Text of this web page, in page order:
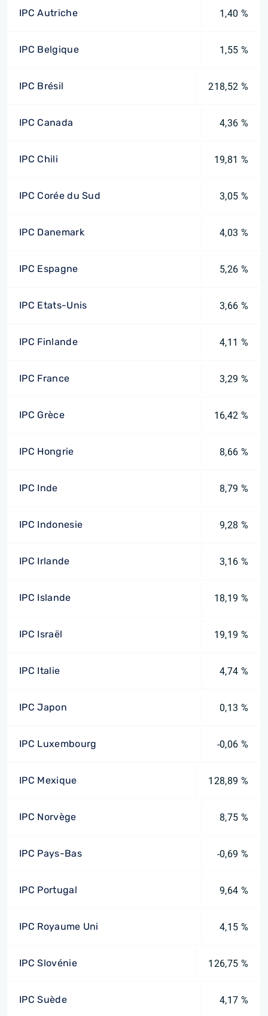
IPC Autriche 1,40 %
IPC Belgique 1,55 %
IPC Brésil 218,52 %
IPC Canada 4,36 %
IPC Chili 19,81 %
IPC Corée du Sud 3,05 %
IPC Danemark 4,03 %
IPC Espagne 5,26 %
IPC Etats-Unis 3,66 %
IPC Finlande 4,11 %
IPC France 3,29 %
IPC Grèce 16,42 %
IPC Hongrie 8,66 %
IPC Inde 8,79 %
IPC Indonesie 9,28 %
IPC Irlande 3,16 %
IPC Islande 18,19 %
IPC Israël 19,19 %
IPC Italie 4,74 %
IPC Japon 0,13 %
IPC Luxembourg -0,06 %
IPC Mexique 128,89 %
IPC Norvège 8,75 %
IPC Pays-Bas -0,69 %
IPC Portugal 9,64 %
IPC Royaume Uni 4,15 %
IPC Slovénie 126,75 %
IPC Suède 4,17 %